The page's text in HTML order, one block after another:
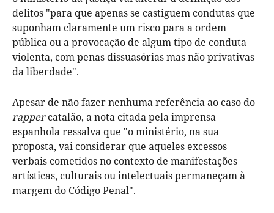
delitos "para que apenas se castiguem condutas que
suponham claramente um risco para a ordem
pública ou a provocação de algum tipo de conduta
violenta, com penas dissuasórias mas não privativas
da liberdade".
Apesar de não fazer nenhuma referência ao caso do
rappercatalão, a nota citada pela imprensa
espanhola ressalva que "o ministério, na sua
proposta, vai considerar que aqueles excessos
verbais cometidos no contexto de manifestações
artísticas, culturais ou intelectuais permaneçam à
margem do Código Penal".